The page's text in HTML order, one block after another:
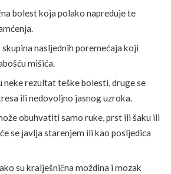
bolest koja polako napreduje te
nasljednih poremećaja koji
mišića.
neke rezultat teške bolesti, druge se
ili nedovoljno jasnog uzroka.
obuhvatiti samo ruke, prst ili šaku ili
se javlja starenjem ili kao posljedica
su kralješnična moždina i mozak